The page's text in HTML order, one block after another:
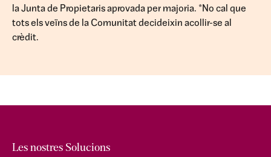
la Junta de Propietaris aprovada per majoria. *No cal que
tots els veïns de la Comunitat decideixin acollir-se al
crèdit.
Les nostres Solucions